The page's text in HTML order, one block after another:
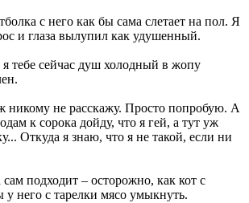
с него как бы сама слетает на пол. Я
и глаза вылупил как удушенный.
тебе сейчас душ холодный в жопу
никому не расскажу. Просто попробую. А
к сорока дойду, что я гей, а тут уж
Откуда я знаю, что я не такой, если ни
сам подходит – осторожно, как кот с
у него с тарелки мясо умыкнуть.